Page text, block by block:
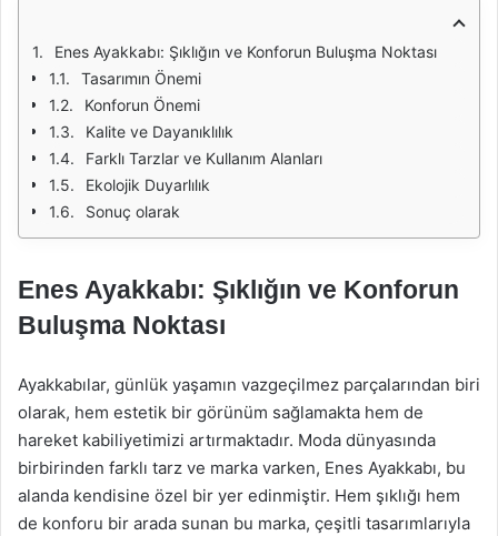
Enes Ayakkabı: Şıklığın ve Konforun Buluşma Noktası
Tasarımın Önemi
Konforun Önemi
Kalite ve Dayanıklılık
Farklı Tarzlar ve Kullanım Alanları
Ekolojik Duyarlılık
Sonuç olarak
Enes Ayakkabı: Şıklığın ve Konforun
Buluşma Noktası
Ayakkabılar, günlük yaşamın vazgeçilmez parçalarından biri
olarak, hem estetik bir görünüm sağlamakta hem de
hareket kabiliyetimizi artırmaktadır. Moda dünyasında
birbirinden farklı tarz ve marka varken, Enes Ayakkabı, bu
alanda kendisine özel bir yer edinmiştir. Hem şıklığı hem
de konforu bir arada sunan bu marka, çeşitli tasarımlarıyla